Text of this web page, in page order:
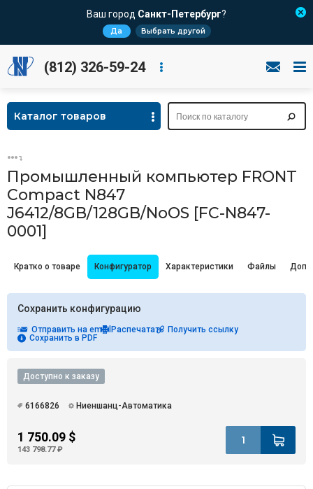
Ваш город Санкт-Петербург?
Да Выбрать другой
(812) 326-59-24
Каталог товаров
Промышленный компьютер FRONT
Compact N847
J6412/8GB/128GB/NoOS [FC-N847-
0001]
Кратко о товаре Конфигуратор Характеристики Файлы
Сохранить конфигурацию
Отправить на email Распечатать Получить ссылку
Сохранить в PDF
Доступно к заказу
6166826 Ниеншанц-Автоматика
1 750.09 $
143 798.77 ₽